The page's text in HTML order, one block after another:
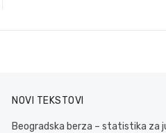
NOVI TEKSTOVI
Beogradska berza – statistika za